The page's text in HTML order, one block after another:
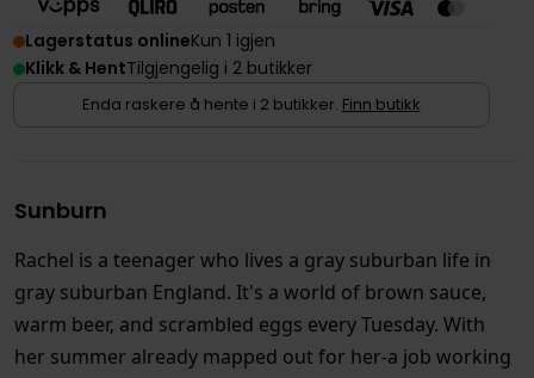
Lagerstatus onlineKun 1 igjen
Klikk & HentTilgjengelig i 2 butikker
Enda raskere å hente i 2 butikker. Finn butikk
Sunburn
Rachel is a teenager who lives a gray suburban life in
gray suburban England. It's a world of brown sauce,
warm beer, and scrambled eggs every Tuesday. With
her summer already mapped out for her-a job working